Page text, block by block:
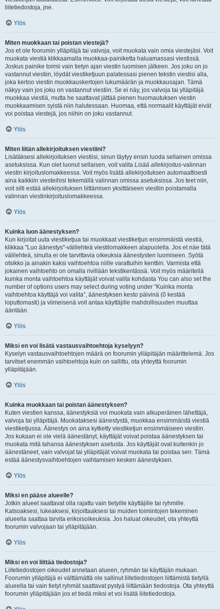
liitetiedostoja, jne.
Ylös
Miten muokkaan tai poistan viestejä?
Jos et ole foorumin ylläpitäjä tai valvoja, voit muokata vain omia viestejäsi. Voit
muokata viestiä klikkaamalla muokkaa-painiketta haluamassasi viestissä.
Joskus painike toimii vain tietyn ajan viestin luomisen jälkeen. Jos joku on jo
vastannut viestiin, löydät viestiketjuun palatessasi pienen tekstin viestisi alla,
joka kertoo viestin muokkauskertojen lukumäärän ja muokkausajan. Tämä
näkyy vain jos joku on vastannut viestiin. Se ei näy, jos valvoja tai ylläpitäjä
muokkaa viestiä, mutta he saattavat jättää pienen huomautuksen viestin
muokkaamisen syistä niin halutessaan. Huomaa, että normaalit käyttäjät eivät
voi poistaa viestejä, jos niihin on joku vastannut.
Ylös
Miten liitän allekirjoituksen viestiini?
Lisätäksesi allekirjoituksen viestiisi, sinun täytyy ensin luoda sellainen omissa
asetuksissa. Kun olet luonut sellaisen, voit valita Lisää allekirjoitus-valinnan
viestin kirjoituslomakkeessa. Voit myös lisätä allekirjoituksen automaattisesti
aina kaikkiin viesteihisi tekemällä valinnan omissa asetuksissa. Jos teet niin,
voit silti estää allekirjoituksen liittämisen yksittäiseen viestiin poistamalla
valinnan viestinkirjoituslomakkeessa.
Ylös
Kuinka luon äänestyksen?
Kun kirjoitat uuta viestiketjua tai muokkaat viestiketjun ensimmäistä viestiä,
klikkaa "Luo äänestys"-välilehteä viestilomakkeen alapuolella. Jos et näe tätä
välilehteä, sinulla ei ole tarvittavia oikeuksia äänestysten luomiseen. Syötä
otsikko ja ainakin kaksi vaihtoehtoa niille varattuihin kenttiin. Varmista että
jokainen vaihtoehto on omalla rivillään tekstikentässä. Voit myös määritellä
kuinka monta vaihtoehtoa käyttäjät voivat valita kohdasta You can also set the
number of options users may select during voting under “Kuinka monta
vaihtoehtoa käyttäjä voi valita”, äänestyksen kesto päivinä (0 kestää
loputtomasti) ja viimeisenä voit antaa käyttäjille mahdollisuuden muuttaa
ääntään.
Ylös
Miksi en voi lisätä vastausvaihtoehtoja kyselyyn?
Kyselyn vastausvaihtoehtojen määrä on foorumin ylläpitäjän määrittelemä. Jos
tarvitset enemmän vaihtoehtoja kuin on sallittu, ota yhteyttä foorumin
ylläpitäjään.
Ylös
Kuinka muokkaan tai poistan äänestyksen?
Kuten viestien kanssa, äänestyksiä voi muokata vain alkuperäinen lähettäjä,
valvoja tai ylläpitäjä. Muokataksesi äänestystä, muokkaa ensimmäistä viestiä
viestiketjussa. Äänestys on aina kytketty viestiketjun ensimmäiseen viestiin.
Jos kukaan ei ole vielä äänestänyt, käyttäjät voivat poistaa äänestyksen tai
muokata mitä tahansa äänestyksen asetusta. Jos käyttäjät ovat kuitenkin jo
äänestäneet, vain valvojat tai ylläpitäjät voivat muokata tai poistaa sen. Tämä
estää äänestysvaihtoehtojen vaihtamisen kesken äänestyksen.
Ylös
Miksi en pääse alueelle?
Jotkin alueet saattavat olla rajattu vain tietyille käyttäjille tai ryhmille.
Katsoaksesi, lukeaksesi, kirjoittaaksesi tai muiden toimintojen tekeminen
alueella saattaa tarvita erikoisoikeuksia. Jos haluat oikeudet, ota yhteyttä
foorumin valvojaan tai ylläpitäjään.
Ylös
Miksi en voi liittää tiedostoja?
Liitetiedostojen oikeudet annetaan alueen, ryhmän tai käyttäjän mukaan.
Foorumin ylläpitäjä ei välttämättä ole sallinut liitetiedostojen liittämistä tietyllä
alueella tai vain tietyt ryhmät saattavat pystyä liittämään tiedostoja. Ota yhteyttä
foorumin ylläpitäjään jos et tiedä miksi et voi lisätä liitetiedostoja.